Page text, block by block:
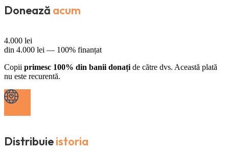
Donează acum
4.000 lei
din 4.000 lei — 100% finanțat
Copii primesc 100% din banii donați de către dvs. Această plată
nu este recurentă.
Distribuieistoria